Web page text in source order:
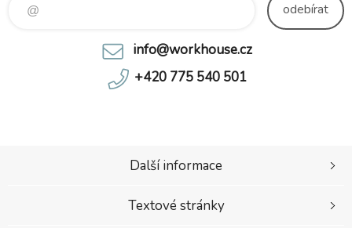
odebírat
info@workhouse.cz
+420 775 540 501
Další informace
Textové stránky